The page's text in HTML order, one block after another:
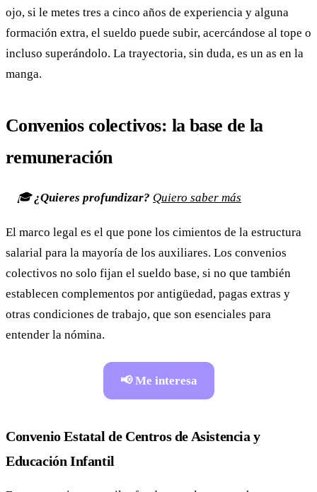
ojo, si le metes tres a cinco años de experiencia y alguna
formación extra, el sueldo puede subir, acercándose al tope o
incluso superándolo. La trayectoria, sin duda, es un as en la
manga.
Convenios colectivos: la base de la
remuneración
🎓¿Quieres profundizar? Quiero saber más
El marco legal es el que pone los cimientos de la estructura
salarial para la mayoría de los auxiliares. Los convenios
colectivos no solo fijan el sueldo base, si no que también
establecen complementos por antigüedad, pagas extras y
otras condiciones de trabajo, que son esenciales para
entender la nómina.
📢 Me interesa
Convenio Estatal de Centros de Asistencia y
Educación Infantil